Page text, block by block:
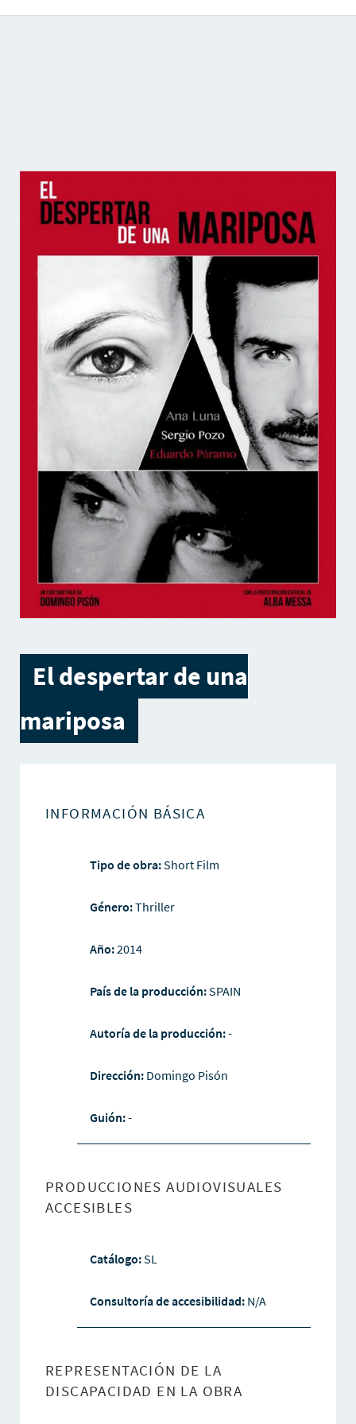
El despertar de una
mariposa
INFORMACIÓN BÁSICA
Tipo de obra:Short Film
Género:Thriller
Año:2014
País de la producción:SPAIN
Autoría de la producción:-
Dirección: Domingo Pisón
Guión:-
PRODUCCIONES AUDIOVISUALES
ACCESIBLES
Catálogo:SL
Consultoría de accesibilidad: N/A
REPRESENTACIÓN DE LA
DISCAPACIDAD EN LA OBRA